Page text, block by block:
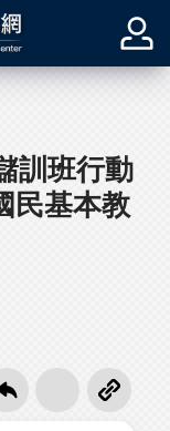
訓班行動
民基本教